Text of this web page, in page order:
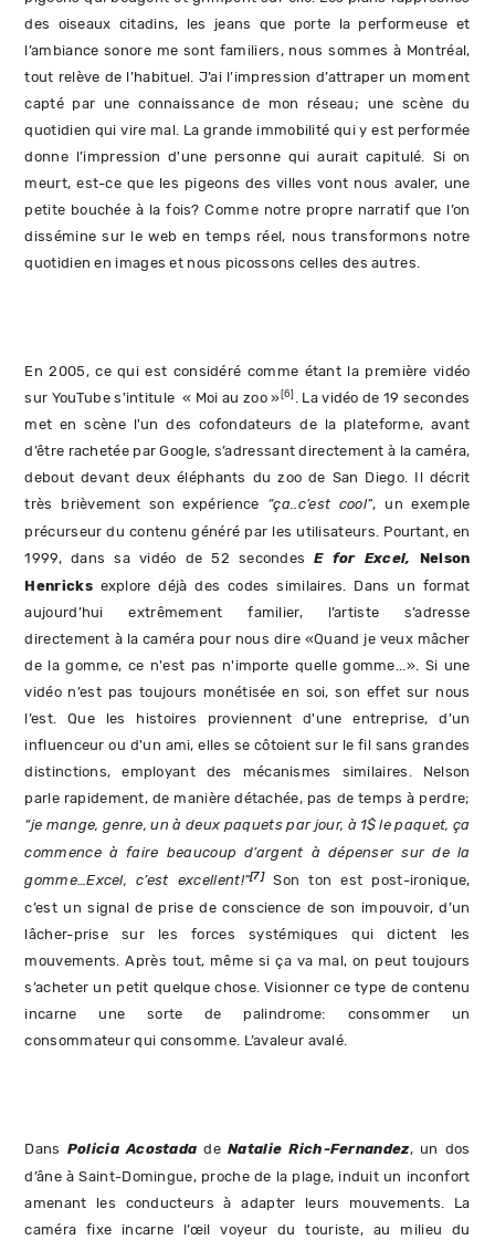
des oiseaux citadins, les jeans que porte la performeuse et
l’ambiance sonore me sont familiers, nous sommes à Montréal,
tout relève de l’habituel. J’ai l’impression d’attraper un moment
capté par une connaissance de mon réseau; une scène du
quotidien qui vire mal. La grande immobilité qui y est performée
donne l’impression d'une personne qui aurait capitulé. Si on
meurt, est-ce que les pigeons des villes vont nous avaler, une
petite bouchée à la fois? Comme notre propre narratif que l’on
dissémine sur le web en temps réel, nous transformons notre
quotidien en images et nous picossons celles des autres.
En 2005, ce qui est considéré comme étant la première vidéo
sur YouTube s'intitule « Moi au zoo »[6] . La vidéo de 19 secondes
met en scène l'un des cofondateurs de la plateforme, avant
d’être rachetée par Google, s’adressant directement à la caméra,
debout devant deux éléphants du zoo de San Diego. Il décrit
très brièvement son expérience “ça..c’est cool”, un exemple
précurseur du contenu généré par les utilisateurs. Pourtant, en
1999, dans sa vidéo de 52 secondesE for Excel,
Nelson
Henricks explore déjà des codes similaires. Dans un format
aujourd’hui extrêmement familier, l’artiste s’adresse
directement à la caméra pour nous dire «Quand je veux mâcher
de la gomme, ce n'est pas n'importe quelle gomme...». Si une
vidéo n’est pas toujours monétisée en soi, son effet sur nous
l’est. Que les histoires proviennent d'une entreprise, d’un
influenceur ou d'un ami, elles se côtoient sur le fil sans grandes
distinctions, employant des mécanismes similaires. Nelson
parle rapidement, de manière détachée, pas de temps à perdre;
“je mange, genre, un à deux paquets par jour, à 1$ le paquet, ça
commence à faire beaucoup d’argent à dépenser sur de la
gomme…Excel, c’est excellent!”[7]
Son ton est post-ironique,
c’est un signal de prise de conscience de son impouvoir, d’un
lâcher-prise sur les forces systémiques qui dictent les
mouvements. Après tout, même si ça va mal, on peut toujours
s’acheter un petit quelque chose. Visionner ce type de contenu
incarne une sorte de palindrome: consommer un
consommateur qui consomme. L’avaleur avalé.
Dans Policia Acostada deNatalie Rich-Fernandez, un dos
d’âne à Saint-Domingue, proche de la plage, induit un inconfort
amenant les conducteurs à adapter leurs mouvements. La
caméra fixe incarne l’œil voyeur du touriste, au milieu du